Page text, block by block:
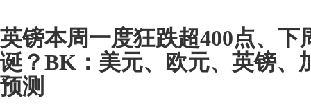
英镑本周一度狂跌超400点、下
诞？BK：美元、欧元、英镑、
预测